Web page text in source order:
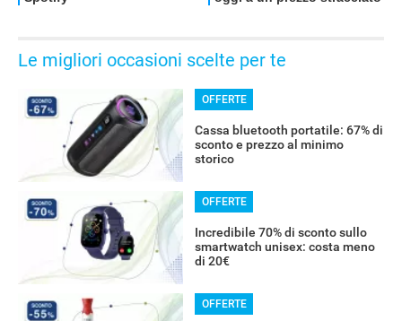
Le migliori occasioni scelte per te
OFFERTE
Cassa bluetooth portatile: 67% di
sconto e prezzo al minimo
storico
OFFERTE
Incredibile 70% di sconto sullo
smartwatch unisex: costa meno
di 20€
OFFERTE